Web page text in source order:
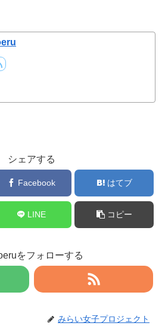
シェアする
Facebook はてブ
LINE コピー
をフォローする
みらい女子プロジェクト